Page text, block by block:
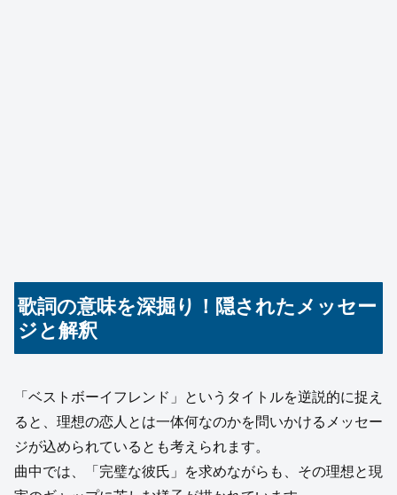
歌詞の意味を深掘り！隠されたメッセー
ジと解釈
「ベストボーイフレンド」というタイトルを逆説的に捉え
ると、理想の恋人とは一体何なのかを問いかけるメッセー
ジが込められているとも考えられます。
曲中では、「完璧な彼氏」を求めながらも、その理想と現